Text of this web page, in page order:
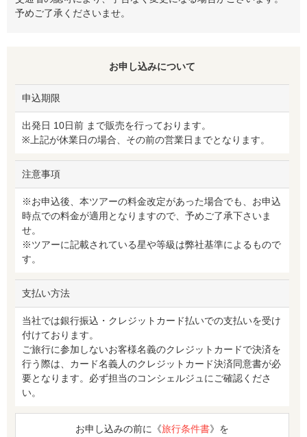
予めご了承くださいませ。
お申し込みについて
申込期限
出発日 10日前 まで販売を行っております。
※上記が休業日の場合、その前の営業日までとなります。
注意事項
※お申込後、本ツアーの料金改定があった場合でも、お申込
時点での料金が適用となりますので、予めご了承下さいま
せ。
※ツアーに記載されている星や等級は弊社基準によるもので
す。
支払い方法
当社では銀行振込・クレジットカード払いでの支払いを受け
付けております。
ご旅行に参加しないお客様名義のクレジットカードで決済を
行う際は、カード名義人のクレジットカード決済同意書が必
要となります。必ず担当のコンシェルジュにご確認くださ
い。
お申し込みの前に《旅行条件書》を